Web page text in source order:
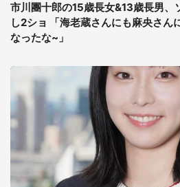
市川團十郎の15歳長女&13歳長男、
し2ショ 「海老蔵さんにも麻央さん
なったな~」